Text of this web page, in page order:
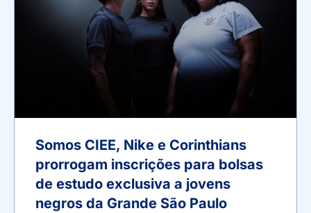
Somos CIEE, Nike e Corinthians
prorrogam inscrições para bolsas
de estudo exclusiva a jovens
negros da Grande São Paulo